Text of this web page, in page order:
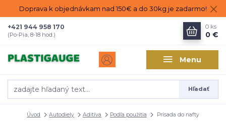
Doprava k objednávkam nad 150€ a do 30kg je zadarmo!
Menu
Hľadať
+421 944 958 170
(Po-Pia, 8-18 hod.)
0 ks
0 €
Úvod Autodiely Aditíva Podľa použitia Prísada do nafty